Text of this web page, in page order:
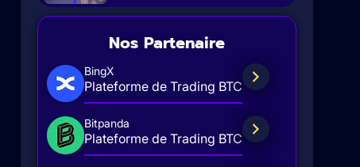
Nos Partenaire
BingX
Plateforme de Trading BTC
Bitpanda
Plateforme de Trading BTC